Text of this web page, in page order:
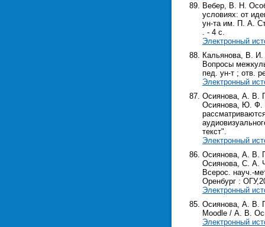
Вебер, В. Н.
условиях: от
ун-та им. П. А.
. - 4 с.
Электронный
Кальянова, В. И.
Вопросы
пед. ун-т ; отв.
Электронный
Осиянова, А. В.
Осиянова, Ю. Ф.
текст".
Электронный
Осиянова, А. В.
Осиянова, С. А.
Всерос. науч.-
Оренбург :
Электронный
Осиянова, А. В.
Moodle / А. В.
Электронный